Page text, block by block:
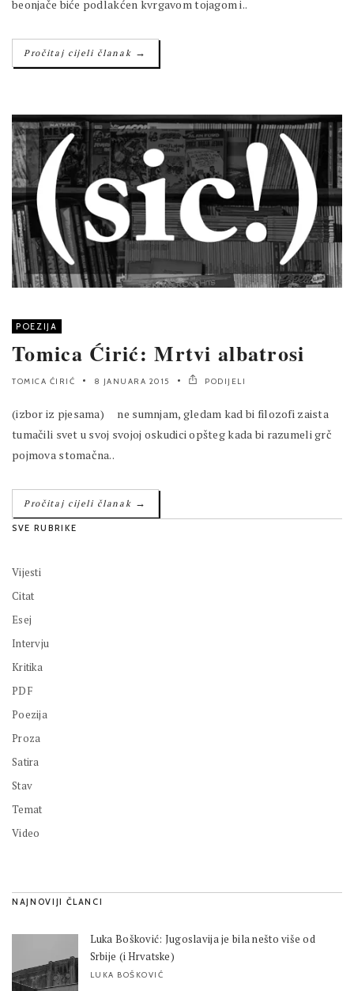
beonjače biće podlakćen kvrgavom tojagom i..
Pročitaj cijeli članak →
POEZIJA
Tomica Ćirić: Mrtvi albatrosi
TOMICA ĆIRIĆ 8 JANUARA 2015 PODIJELI
(izbor iz pjesama) ne sumnjam, gledam kad bi filozofi zaista
tumačili svet u svoj svojoj oskudici opšteg kada bi razumeli grč
pojmova stomačna..
Pročitaj cijeli članak →
SVE RUBRIKE
Vijesti
Citat
Esej
Intervju
Kritika
PDF
Poezija
Proza
Satira
Stav
Temat
Video
NAJNOVIJI ČLANCI
Luka Bošković: Jugoslavija je bila nešto više od
Srbije (i Hrvatske)
LUKA BOŠKOVIĆ